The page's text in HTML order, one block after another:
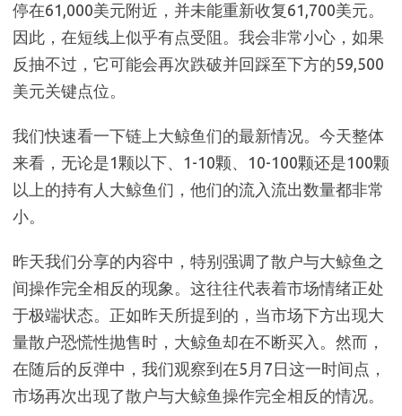
停在61,000美元附近，并未能重新收复61,700美元。
因此，在短线上似乎有点受阻。我会非常小心，如果
反抽不过，它可能会再次跌破并回踩至下方的59,500
美元关键点位。
我们快速看一下链上大鲸鱼们的最新情况。今天整体
来看，无论是1颗以下、1-10颗、10-100颗还是100颗
以上的持有人大鲸鱼们，他们的流入流出数量都非常
小。
昨天我们分享的内容中，特别强调了散户与大鲸鱼之
间操作完全相反的现象。这往往代表着市场情绪正处
于极端状态。正如昨天所提到的，当市场下方出现大
量散户恐慌性抛售时，大鲸鱼却在不断买入。然而，
在随后的反弹中，我们观察到在5月7日这一时间点，
市场再次出现了散户与大鲸鱼操作完全相反的情况。